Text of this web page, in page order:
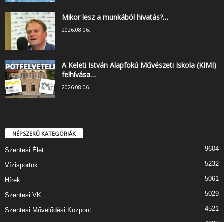
Mikor lesz a munkából hivatás?…
2026.08.06.
A Keleti István Alapfokú Művészeti Iskola (KIMI)
felhívása…
2026.08.06.
NÉPSZERŰ KATEGÓRIÁK
Szentesi Élet 9604
Vízisportok 5232
Hírek 5061
Szentesi VK 5029
Szentesi Művelődési Központ 4521